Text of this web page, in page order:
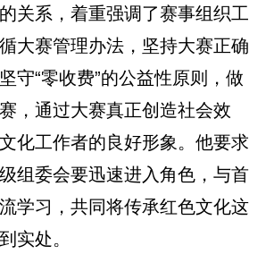
关系，着重强调了赛事组织工
大赛管理办法，坚持大赛正确
守“零收费”的公益性原则，做
，通过大赛真正创造社会效
化工作者的良好形象。他要求
组委会要迅速进入角色，与首
学习，共同将传承红色文化这
实处。